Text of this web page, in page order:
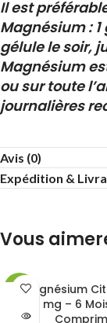
Il est
Magnésium : 1
gélule le soir,
Magnésium
ou sur toute
journalières
Avis (0)
Expédition &
Vous
-10%
ÉPUISÉ
magnésium
mg – 6